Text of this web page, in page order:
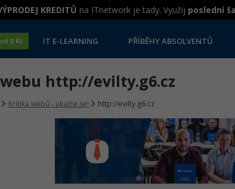
KREDITŮ na ITnetwork je tady. Využij poslední
od 0 Kč IT E-LEARNING PŘÍBĚHY ABSOLVENTŮ
http://evilty.g6.cz
Kritika webů - ukažte se! http://evilty.g6.cz